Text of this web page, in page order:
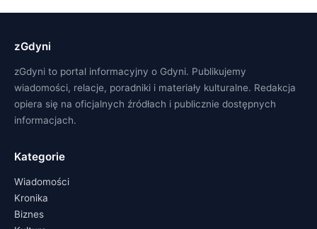
zGdyni
zGdyni to portal informacyjny o Gdyni. Publikujemy
wiadomości, relacje, poradniki i materiały kulturalne. Redakcja
opiera się na oficjalnych źródłach i publicznie dostępnych
informacjach.
Kategorie
Wiadomości
Kronika
Biznes